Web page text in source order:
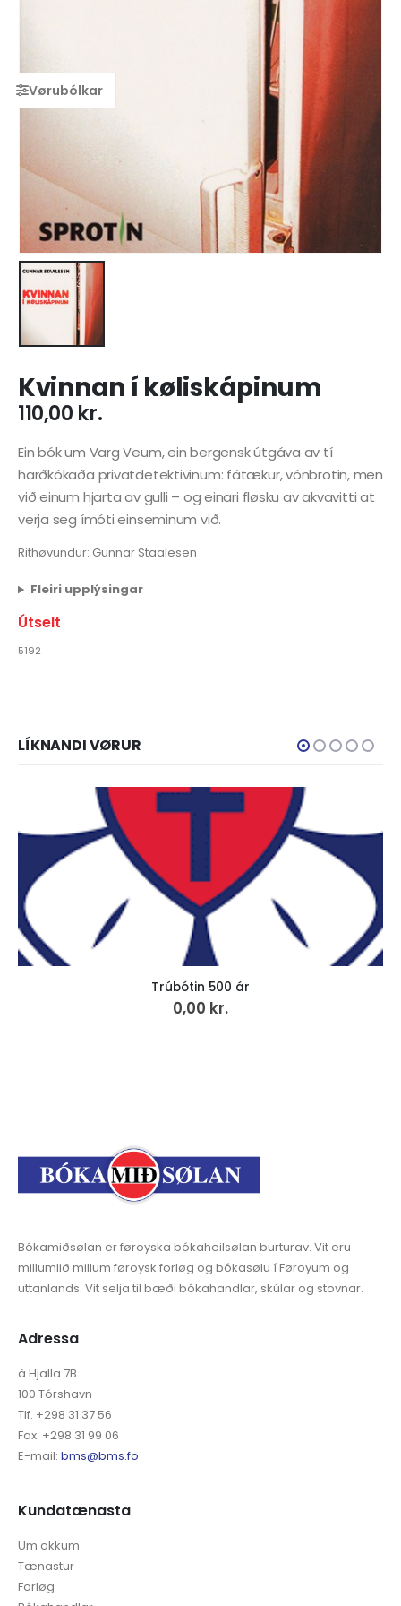
Kvinnan í køliskápinum
110,00 kr.
Ein bók um Varg Veum, ein bergensk útgáva av tí
harðkókaða privatdetektivinum: fátækur, vónbrotin, men
við einum hjarta av gulli – og einari fløsku av akvavitti at
verja seg ímóti einseminum við.
Rithøvundur: Gunnar Staalesen
Fleiri upplýsingar
Útselt
5192
LÍKNANDI VØRUR
Trúbótin 500 ár
0,00 kr.
Bókamiðsølan er føroyska bókaheilsølan burturav. Vit eru
millumlið millum føroysk forløg og bókasølu í Føroyum og
uttanlands. Vit selja til bæði bókahandlar, skúlar og stovnar.
Adressa
á Hjalla 7B
100 Tórshavn
Tlf. +298 31 37 56
Fax. +298 31 99 06
E-mail: bms@bms.fo
Kundatænasta
Um okkum
Tænastur
Forløg